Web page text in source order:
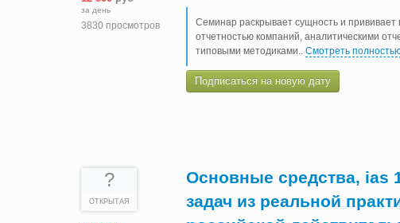
за день
3830 просмотров
Семинар раскрывает сущность и
отчетностью компаний, аналитическими
типовыми методиками
Смотреть
Подписаться на новую дату
?
ОТКРЫТАЯ
Основные средства, ias
задач из реальной